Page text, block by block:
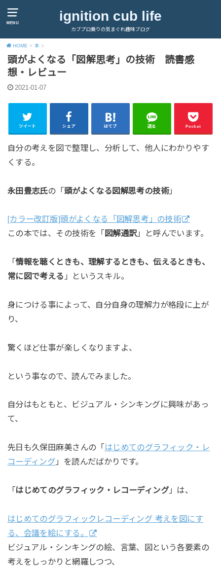
MENU ignition cub life
カブプロ乗りの気まぐれ趣味ブログ
HOME 本
頭がよくなる「図解思考」の技術 読書感
想・レビュー
2021-01-07
ツイート シェア はてブ 送る Pocket
自分の考えを図で整理し、分析して、他人にわかりやす
くする。
永田豊志氏の「頭がよくなる図解思考の技術」
[カラー改訂版]頭がよくなる「図解思考」の技術
この本では、その技術を「 図解通訳 」と呼んでいます。
「情報を聴くときも、理解するときも、伝えるときも、
常に図で考える 」というスキル。
身につける事によって、自分自身の理解力が格段に上が
り、
驚くほど仕事が楽しくなりますよ、
という事なので、読んでみました。
自分はもともと、ビジュアル・シンキングに興味があっ
て、
先日も久保田麻美さんの「 はじめてのグラフィック・レ
コーディング 」を読んだばかりです。
「はじめてのグラフィック・レコーディング」は、
はじめてのグラフィックレコーディング 考えを図にす
る、会議を絵にする。
ビジュアル・シンキングの絵、言葉、図という各要素の
考えをしっかりと網羅しつつ、